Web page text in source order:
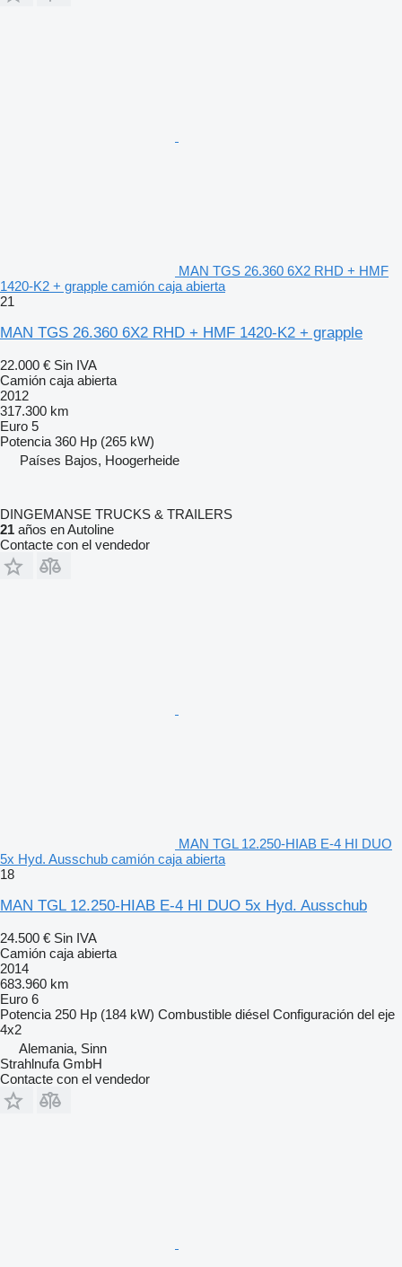
MAN TGS 26.360 6X2 RHD + HMF
1420-K2 + grapple camión caja abierta
21
MAN TGS 26.360 6X2 RHD + HMF 1420-K2 + grapple
22.000 € Sin IVA
Camión caja abierta
2012
317.300 km
Euro 5
Potencia 360 Hp (265 kW)
Países Bajos, Hoogerheide
DINGEMANSE TRUCKS & TRAILERS
21 años en Autoline
Contacte con el vendedor
MAN TGL 12.250-HIAB E-4 HI DUO
5x Hyd. Ausschub camión caja abierta
18
MAN TGL 12.250-HIAB E-4 HI DUO 5x Hyd. Ausschub
24.500 € Sin IVA
Camión caja abierta
2014
683.960 km
Euro 6
Potencia 250 Hp (184 kW) Combustible diésel Configuración del eje
4x2
Alemania, Sinn
Strahlnufa GmbH
Contacte con el vendedor